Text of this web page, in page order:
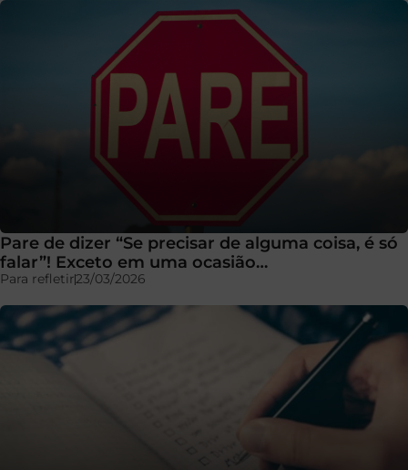
Pare de dizer “Se precisar de alguma coisa, é só
falar”! Exceto em uma ocasião…
Para refletir23/03/2026